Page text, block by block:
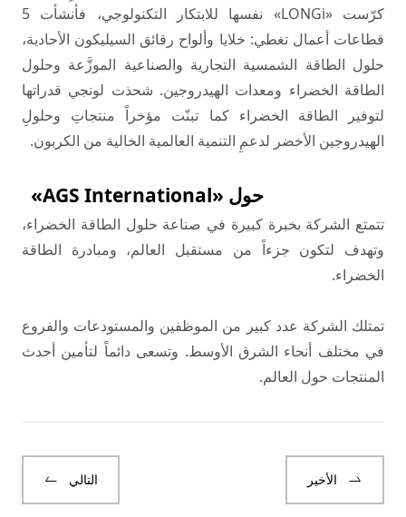
كرّست «LONGi» نفسها للابتكار التكنولوجي، فأنشأت 5
قطاعات أعمال تغطي: خلايا وألواح رقائق السيليكون الأحادية،
حلول الطاقة الشمسية التجارية والصناعية الموزَّعة وحلول
الطاقة الخضراء ومعدات الهيدروجين. شحذت لونجي قدراتها
لتوفير الطاقة الخضراء كما تبنّت مؤخراً منتجاتِ وحلولِ
الهيدروجين الأخضر لدعمِ التنمية العالمية الخالية من الكربون.
حول «AGS International»
تتمتع الشركة بخبرة كبيرة في صناعة حلول الطاقة الخضراء،
وتهدف لتكون جزءاً من مستقبل العالم، ومبادرة الطاقة
الخضراء.
تمتلك الشركة عدد كبير من الموظفين والمستودعات والفروع
في مختلف أنحاء الشرق الأوسط. وتسعى دائماً لتأمين أحدث
المنتجات حول العالم.
الأخير التالي